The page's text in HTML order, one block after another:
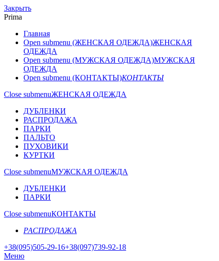
Закрыть
Prima
Главная
Open submenu (ЖЕНСКАЯ ОДЕЖДА)ЖЕНСКАЯ
ОДЕЖДА
Open submenu (МУЖСКАЯ ОДЕЖДА)МУЖСКАЯ
ОДЕЖДА
Open submenu (КОНТАКТЫ)КОНТАКТЫ
Close submenuЖЕНСКАЯ ОДЕЖДА
ДУБЛЕНКИ
РАСПРОДАЖА
ПАРКИ
ПАЛЬТО
ПУХОВИКИ
КУРТКИ
Close submenuМУЖСКАЯ ОДЕЖДА
ДУБЛЕНКИ
ПАРКИ
Close submenuКОНТАКТЫ
РАСПРОДАЖА
+38(095)505-29-16+38(097)739-92-18
Меню